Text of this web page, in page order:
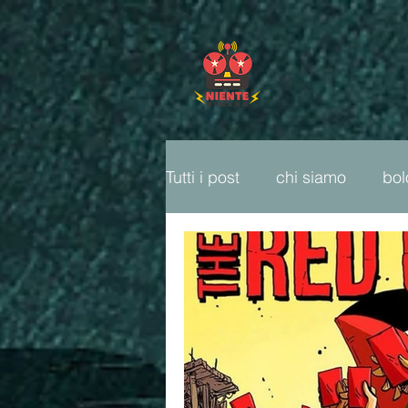
Tutti i post chi siamo
freeparty fumetti
ambiente
sport popolare radio